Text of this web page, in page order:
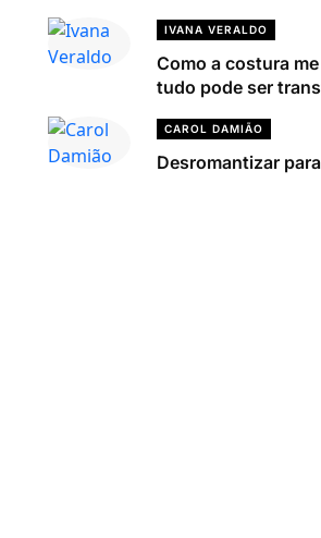
IVANA VERALDO
Como a costura
tudo pode ser
CAROL DAMIÃO
Desromantizar